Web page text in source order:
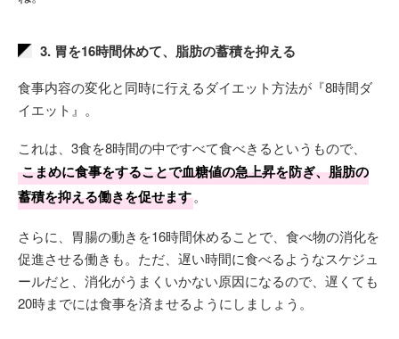
3. 胃を16時間休めて、脂肪の蓄積を抑える
食事内容の変化と同時に行えるダイエット方法が『8時間ダ
イエット』。
これは、3食を8時間の中ですべて食べきるというもので、
こまめに食事をすることで血糖値の急上昇を防ぎ、脂肪の
蓄積を抑える働きを促せます。
さらに、胃腸の動きを16時間休めることで、食べ物の消化を
促進させる働きも。ただ、遅い時間に食べるようなスケジュ
ールだと、消化がうまくいかない原因になるので、遅くても
20時までには食事を済ませるようにしましょう。